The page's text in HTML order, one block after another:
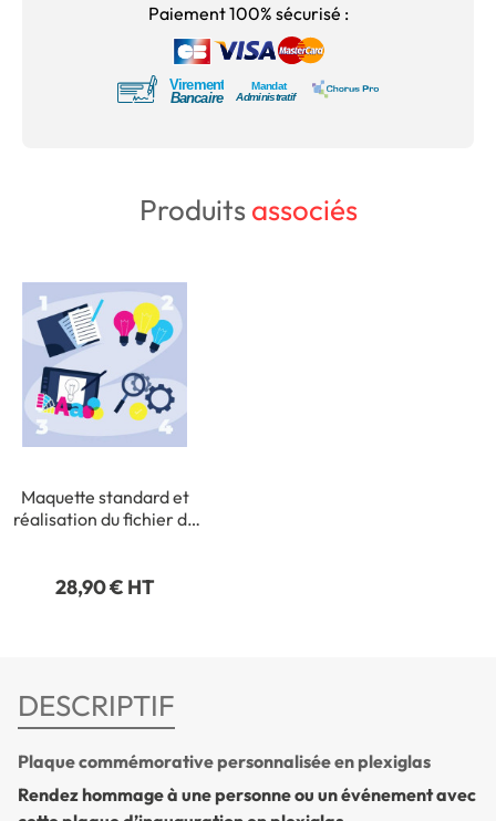
Paiement 100% sécurisé :
Produitsassociés
Maquette standard et
réalisation du fichier de
soins : en .ai ou .pdf)
28,90 € HT
DESCRIPTIF
Plaque commémorative personnalisée en plexiglas
Rendez hommage à une personne ou un événement avec